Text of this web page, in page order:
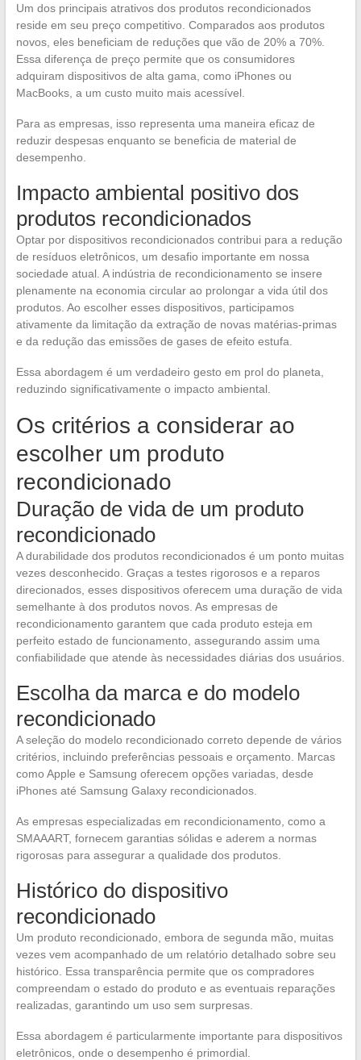
Um dos principais atrativos dos produtos recondicionados
reside em seu preço competitivo. Comparados aos produtos
novos, eles beneficiam de reduções que vão de 20% a 70%.
Essa diferença de preço permite que os consumidores
adquiram dispositivos de alta gama, como iPhones ou
MacBooks, a um custo muito mais acessível.
Para as empresas, isso representa uma maneira eficaz de
reduzir despesas enquanto se beneficia de material de
desempenho.
Impacto ambiental positivo dos
produtos recondicionados
Optar por dispositivos recondicionados contribui para a redução
de resíduos eletrônicos, um desafio importante em nossa
sociedade atual. A indústria de recondicionamento se insere
plenamente na economia circular ao prolongar a vida útil dos
produtos. Ao escolher esses dispositivos, participamos
ativamente da limitação da extração de novas matérias-primas
e da redução das emissões de gases de efeito estufa.
Essa abordagem é um verdadeiro gesto em prol do planeta,
reduzindo significativamente o impacto ambiental.
Os critérios a considerar ao
escolher um produto
recondicionado
Duração de vida de um produto
recondicionado
A durabilidade dos produtos recondicionados é um ponto muitas
vezes desconhecido. Graças a testes rigorosos e a reparos
direcionados, esses dispositivos oferecem uma duração de vida
semelhante à dos produtos novos. As empresas de
recondicionamento garantem que cada produto esteja em
perfeito estado de funcionamento, assegurando assim uma
confiabilidade que atende às necessidades diárias dos usuários.
Escolha da marca e do modelo
recondicionado
A seleção do modelo recondicionado correto depende de vários
critérios, incluindo preferências pessoais e orçamento. Marcas
como Apple e Samsung oferecem opções variadas, desde
iPhones até Samsung Galaxy recondicionados.
As empresas especializadas em recondicionamento, como a
SMAAART, fornecem garantias sólidas e aderem a normas
rigorosas para assegurar a qualidade dos produtos.
Histórico do dispositivo
recondicionado
Um produto recondicionado, embora de segunda mão, muitas
vezes vem acompanhado de um relatório detalhado sobre seu
histórico. Essa transparência permite que os compradores
compreendam o estado do produto e as eventuais reparações
realizadas, garantindo um uso sem surpresas.
Essa abordagem é particularmente importante para dispositivos
eletrônicos, onde o desempenho é primordial.